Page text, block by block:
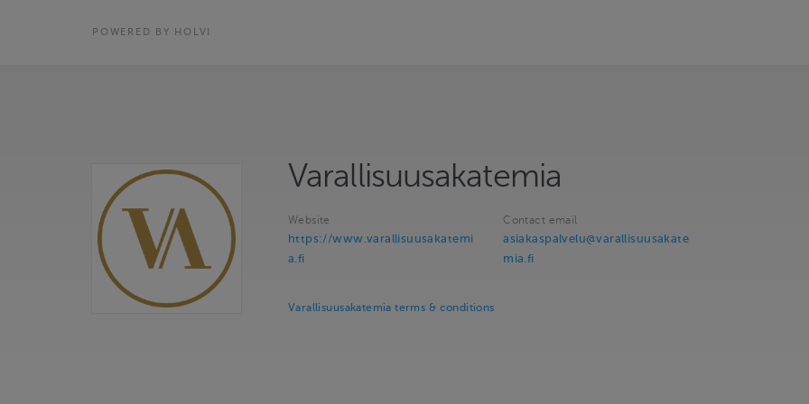
POWERED BY HOLVI
Varallisuusakatemia
Website
https://www.varallisuusakatemi
a.fi
Contact email
asiakaspalvelu@varallisuusakate
mia.fi
Varallisuusakatemia terms & conditions